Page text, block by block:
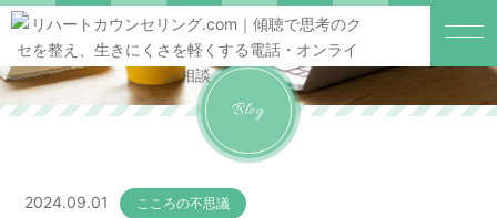
Blog
2024.09.01 こころの不思議